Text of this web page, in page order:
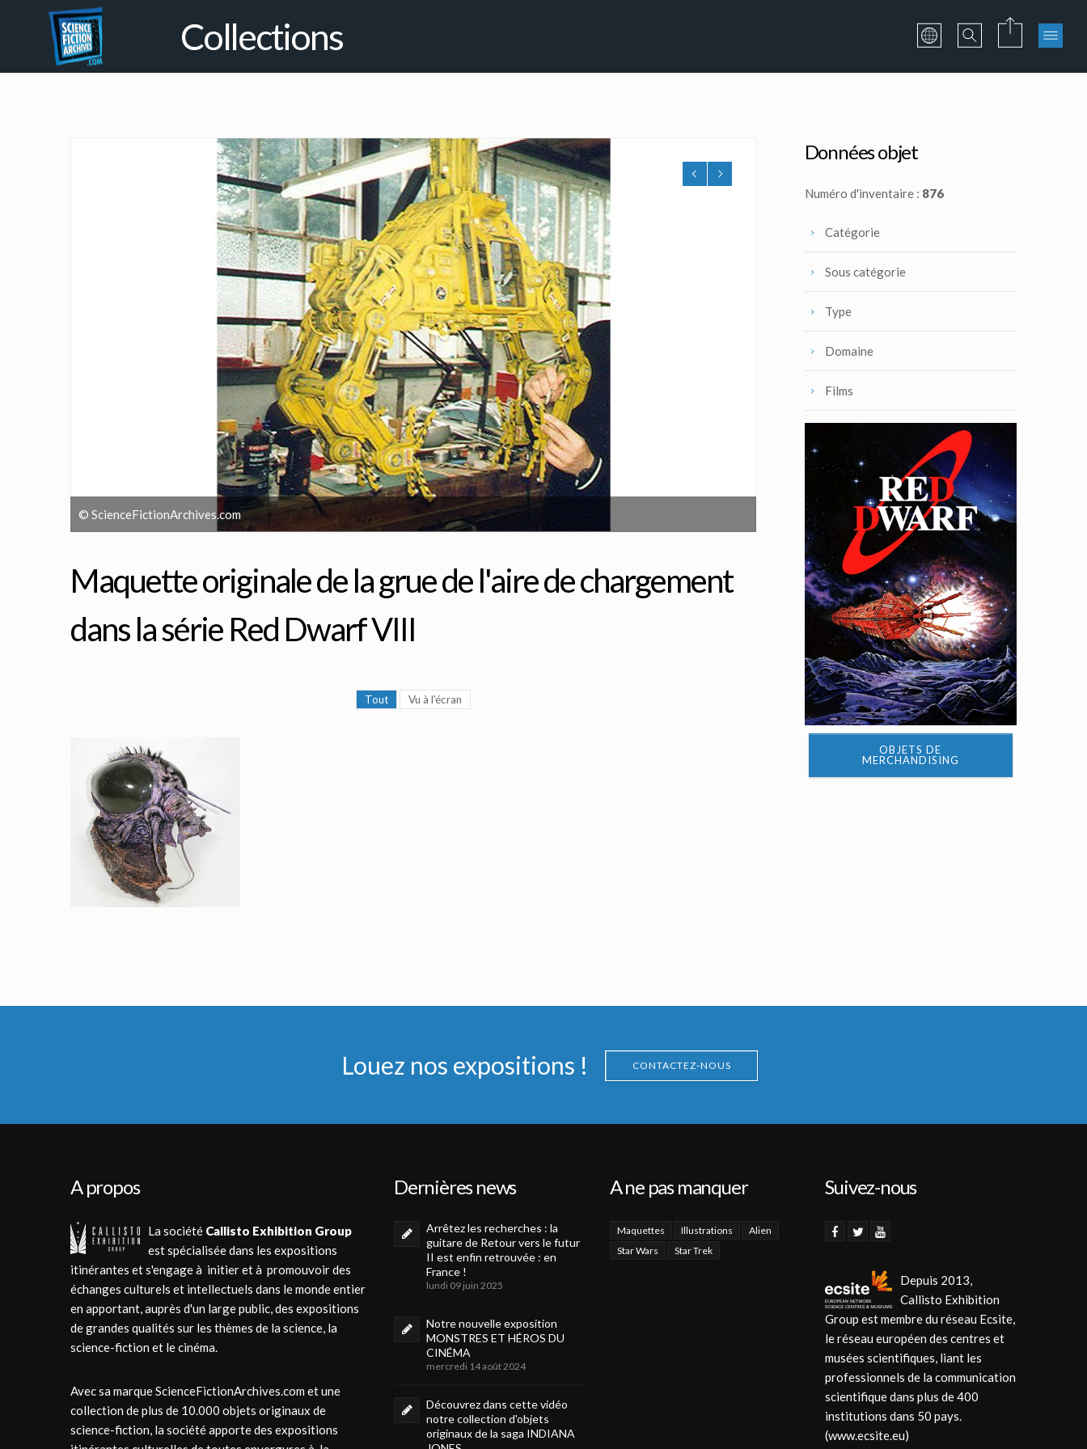
Collections
© ScienceFictionArchives.com
Maquette originale de la grue de l'aire de chargement
dans la série Red Dwarf VIII
Tout Vu à l'écran
Données objet
Numéro d'inventaire : 876
Catégorie
Sous catégorie
Type
Domaine
Films
OBJETS DE
MERCHANDISING
Louez nos expositions ! CONTACTEZ-NOUS
A propos
La société Callisto Exhibition Group
est spécialisée dans les expositions
itinérantes et s'engage à initier et à promouvoir des
échanges culturels et intellectuels dans le monde entier
en apportant, auprès d'un large public, des expositions
de grandes qualités sur les thèmes de la science, la
science-fiction et le cinéma.
Avec sa marque ScienceFictionArchives.com et une
collection de plus de 10.000 objets originaux de
science-fiction, la société apporte des expositions
Dernières news
Arrêtez les recherches : la
guitare de Retour vers le futur
II est enfin retrouvée : en
France !
lundi 09 juin 2025
Notre nouvelle exposition
MONSTRES ET HÉROS DU
CINÉMA
mercredi 14 août 2024
Découvrez dans cette vidéo
notre collection d'objets
originaux de la saga INDIANA
A ne pas manquer
Maquettes Illustrations
Alien
Star Wars
Star Trek
Suivez-nous
Depuis 2013,
Callisto Exhibition
Group est membre du réseau Ecsite,
le réseau européen des centres et
musées scientifiques, liant les
professionnels de la communication
scientifique dans plus de 400
institutions dans 50 pays.
(www.ecsite.eu)